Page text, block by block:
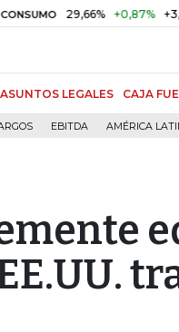
29,66% +0,87% +3,02%
ASUNTOS LEGALES CAJA
EBITDA AMÉRICA